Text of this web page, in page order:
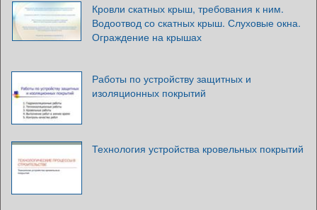
Кровли скатных крыш, требования к ним.
Водоотвод со скатных крыш. Слуховые окна.
Ограждение на крышах
Работы по устройству защитных и
изоляционных покрытий
Технология устройства кровельных покрытий